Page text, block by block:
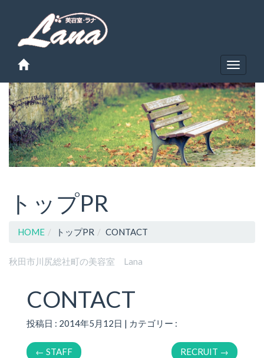
Toggle
トップPR
HOME トップPR CONTACT
秋田市川尻総社町の美容室 Lana
CONTACT
投稿日 : 2014年5月12日 | カテゴリー :
← STAFF RECRUIT →